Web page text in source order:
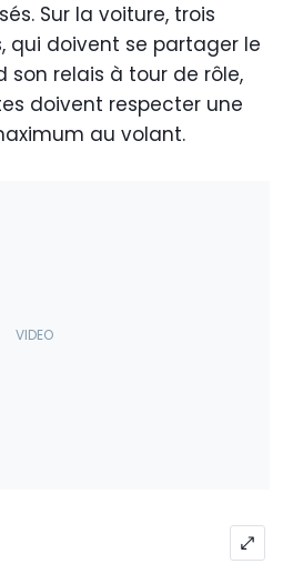
Sur la voiture, trois
qui doivent se partager le
son relais à tour de rôle,
doivent respecter une
au volant.